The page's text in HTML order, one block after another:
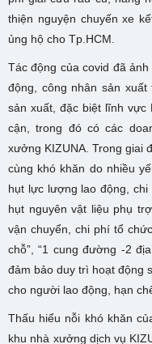
thiện nguyện chuyến xe
ủng hộ cho Tp.HCM.
Tác động của covid đã
động, công nhân sản
sản xuất, đặc biệt lĩnh vực
cận, trong đó có các
xưởng KIZUNA. Trong giai
cùng khó khăn do nhiều
hụt lực lượng lao động, chi
hụt nguyên vật liệu phụ
vận chuyển, chi phí tổ
chỗ”, “1 cung đường -2
đảm bảo duy trì hoạt động
cho người lao động, hạn
Thấu hiểu nỗi khó khăn
khu nhà xưởng dịch vụ